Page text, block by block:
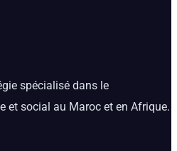
spécialisé dans le
et social au Maroc et en Afrique.